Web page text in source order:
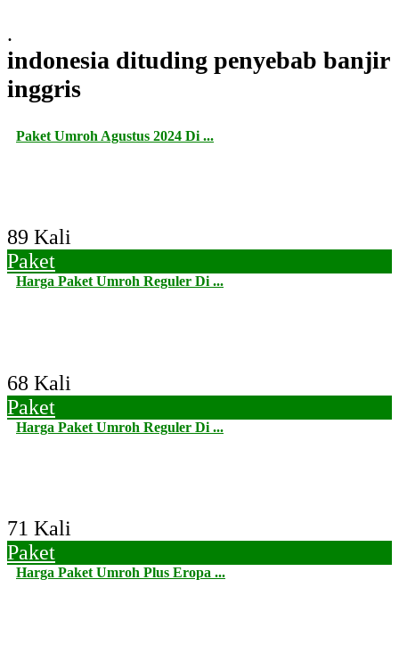
.
indonesia dituding penyebab banjir
inggris
Paket Umroh Agustus 2024 Di ...
89 Kali
Paket
Harga Paket Umroh Reguler Di ...
68 Kali
Paket
Harga Paket Umroh Reguler Di ...
71 Kali
Paket
Harga Paket Umroh Plus Eropa ...